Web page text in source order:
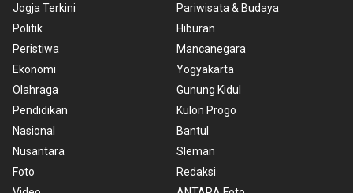
Jogja Terkini
Politik
Peristiwa
Ekonomi
Olahraga
Pendidikan
Nasional
Nusantara
Foto
Pariwisata & Budaya
Hiburan
Mancanegara
Yogyakarta
Gunung Kidul
Kulon Progo
Bantul
Sleman
Redaksi